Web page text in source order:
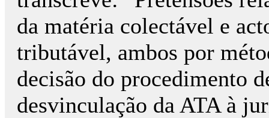
da matéria colectável e
tributável, ambos por
decisão do procedimento
desvinculação da ATA à